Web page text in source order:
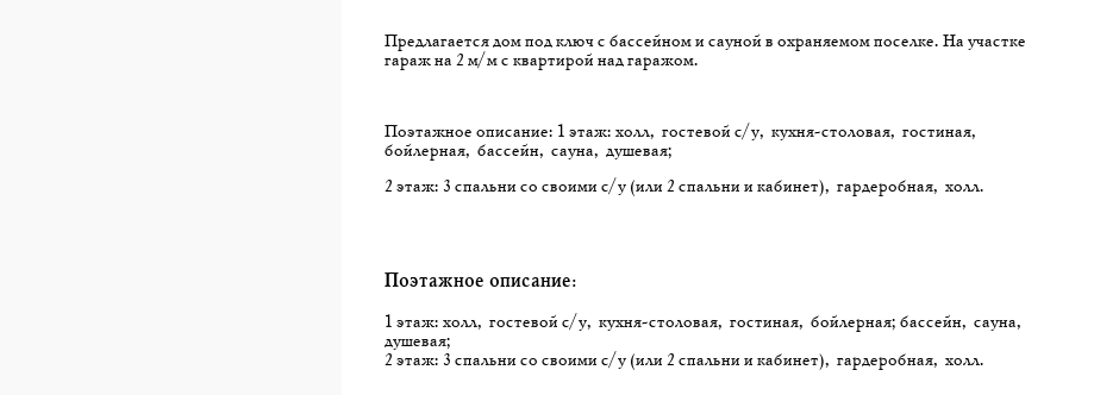
Предлагается дом под ключ с бассейном и сауной в охраняемом поселке. На участке
гараж на 2 м/м с квартирой над гаражом.
Поэтажное описание: 1 этаж: холл, гостевой с/у, кухня-столовая, гостиная,
бойлерная, бассейн, сауна, душевая;
2 этаж: 3 спальни со своими с/у (или 2 спальни и кабинет), гардеробная, холл.
Поэтажное описание:
1 этаж: холл, гостевой с/у, кухня-столовая, гостиная, бойлерная; бассейн, сауна,
душевая;
2 этаж: 3 спальни со своими с/у (или 2 спальни и кабинет), гардеробная, холл.